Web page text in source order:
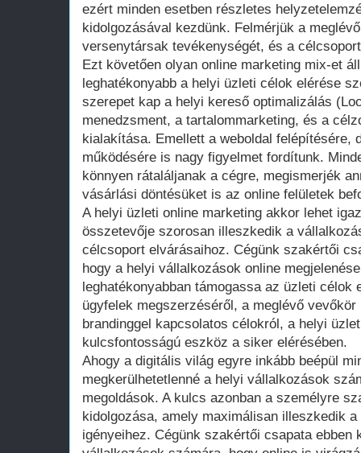
ezért minden esetben részletes
kidolgozásával kezdünk. Felmérjük a
versenytársak tevékenységét, és a
Ezt követően olyan online marketing mix-et
leghatékonyabb a helyi üzleti célok elérése
szerepet kap a helyi kereső optimalizálás
menedzsment, a tartalommarketing, és a
kialakítása. Emellett a weboldal felépítésére,
működésére is nagy figyelmet fordítunk.
könnyen rátaláljanak a cégre, megismerjék
vásárlási döntésüket is az online felületek
A helyi üzleti online marketing akkor lehet
összetevője szorosan illeszkedik a
célcsoport elvárásaihoz. Cégünk szakértői
hogy a helyi vállalkozások online
leghatékonyabban támogassa az üzleti célok
ügyfelek megszerzéséről, a meglévő
brandinggel kapcsolatos célokról, a helyi
kulcsfontosságú eszköz a siker elérésében.
Ahogy a digitális világ egyre inkább beépül
megkerülhetetlenné a helyi vállalkozások
megoldások. A kulcs azonban a személyre
kidolgozása, amely maximálisan illeszkedik
igényeihez. Cégünk szakértői csapata